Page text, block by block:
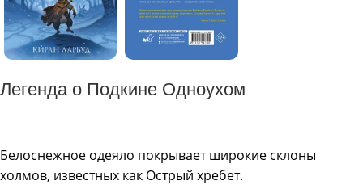
Легенда о Подкине Одноухом
Белоснежное одеяло покрывает широкие склоны
холмов, известных как Острый хребет.